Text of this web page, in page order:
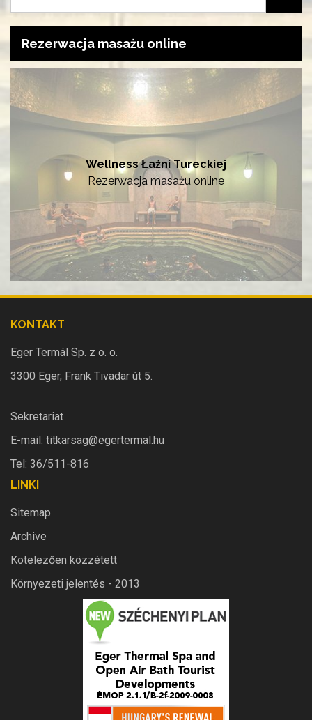
Rezerwacja masażu online
Wellness Łaźni Tureckiej
Rezerwacja masażu online
KONTAKT
Eger Termál Sp. z o. o.
3300 Eger, Frank Tivadar út 5.
Sekretariat
E-mail: titkarsag@egertermal.hu
Tel: 36/511-816
LINKI
Sitemap
Archive
Kötelezően közzétett
Környezeti jelentés - 2013